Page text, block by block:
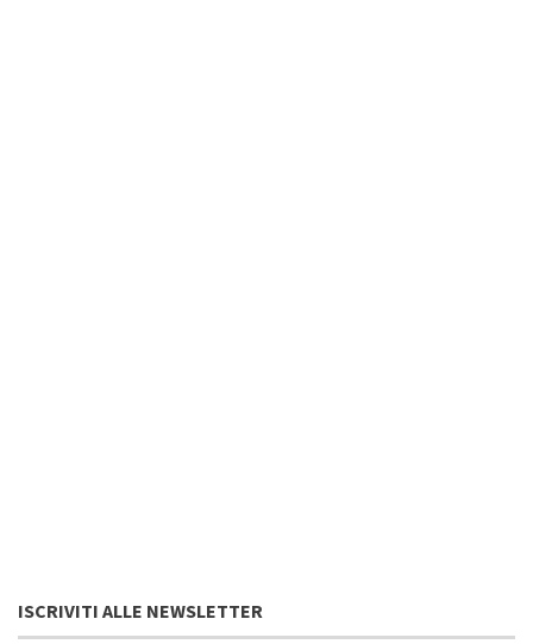
ISCRIVITI ALLE NEWSLETTER